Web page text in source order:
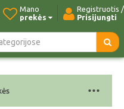
Registruotis /
Prisijungti
Mano
prekės
prekės Kontaktai
...